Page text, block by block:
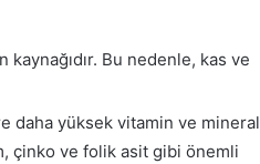
Bu nedenle, kas ve
daha yüksek vitamin ve mineral
çinko ve folik asit gibi önemli